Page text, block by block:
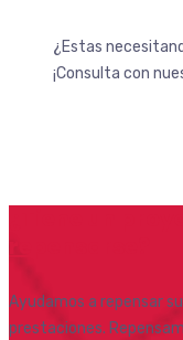
¿Estas
¡Consulta con
¿Tiene un
Ayudamos a repensar
prestaciones.